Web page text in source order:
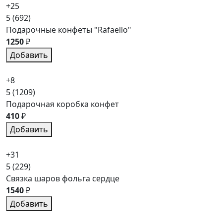
+25
5(692)
Подарочные конфеты "Rafaello"
1250₽
Добавить
+8
5(1209)
Подарочная коробка конфет
410₽
Добавить
+31
5(229)
Связка шаров фольга сердце
1540₽
Добавить